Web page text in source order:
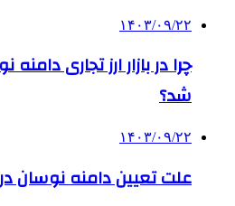
۱۴۰۳/۰۹/۲۲
چرا در بازار ارز تجاری
شد؟
۱۴۰۳/۰۹/۲۲
علت تعیین دامنه نوسان در